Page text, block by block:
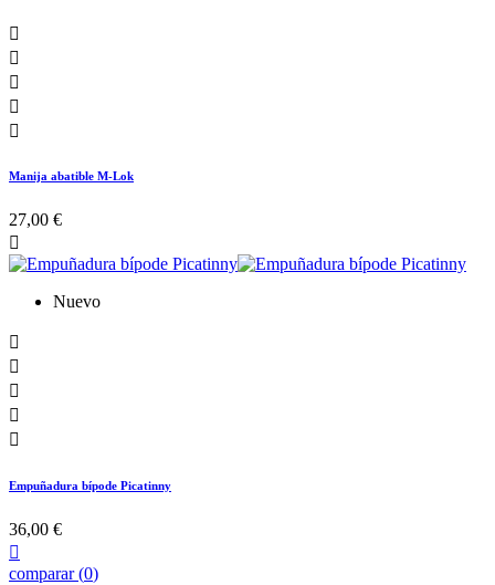





Manija abatible M-Lok
27,00 €

Nuevo





Empuñadura bípode Picatinny
36,00 €

comparar (0)